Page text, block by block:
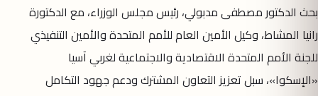
بحث الدكتور مصطفى مدبولي، رئيس مجلس الوزراء، مع الدكتورة
رانيا المشاط، وكيل الأمين العام للأمم المتحدة والأمين التنفيذي
للجنة الأمم المتحدة الاقتصادية والاجتماعية لغربي آسيا
«الإسكوا»، سبل تعزيز التعاون المشترك ودعم جهود التكامل